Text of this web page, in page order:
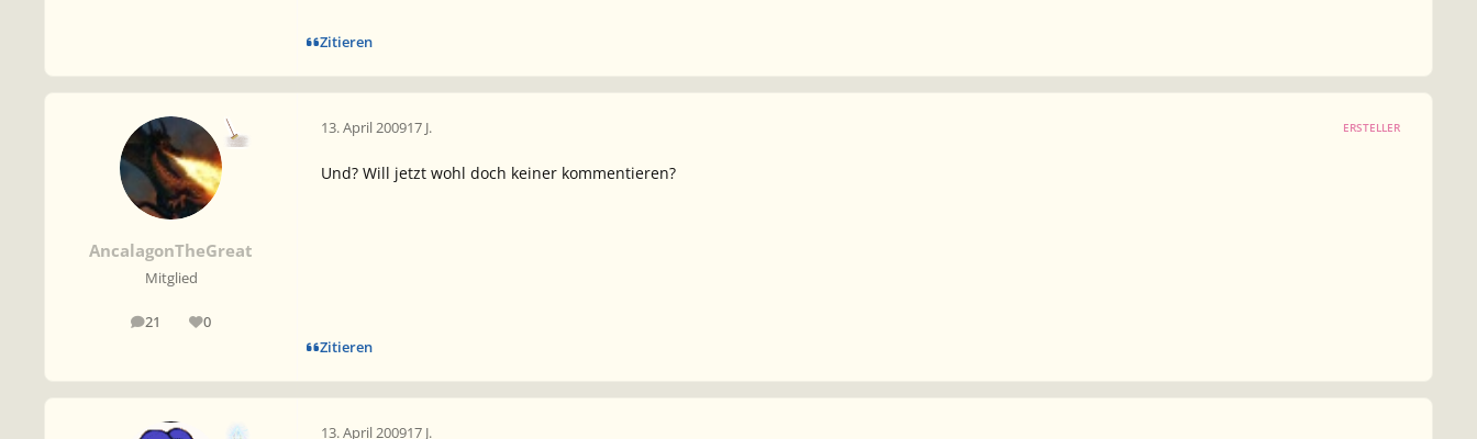
Zitieren
AncalagonTheGreat
Mitglied
21
Beiträge 0
Reputation
13. April 200917 J. ERSTELLER
Und? Will jetzt wohl doch keiner kommentieren?
Zitieren
13. April 200917 J.